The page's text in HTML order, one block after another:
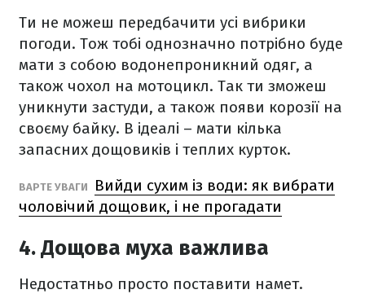
Ти не можеш передбачити усі вибрики
погоди. Тож тобі однозначно потрібно буде
мати з собою водонепроникний одяг, а
також чохол на мотоцикл. Так ти зможеш
уникнути застуди, а також появи корозії на
своєму байку. В ідеалі – мати кілька
запасних дощовиків і теплих курток.
ВАРТЕ УВАГИ
Вийди сухим із води: як вибрати
чоловічий дощовик, і не прогадати
4. Дощова муха важлива
Недостатньо просто поставити намет.